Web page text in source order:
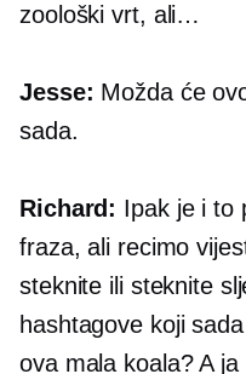
zoološki vrt, ali…
Jesse: Možda će
sada.
Richard: Ipak je i to
fraza, ali recimo
steknite ili steknite
hashtagove koji
ova mala koala? A